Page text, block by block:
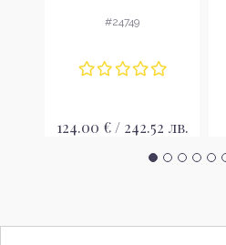
жени EDP
#24749
124.00 € / 242.52 лв.